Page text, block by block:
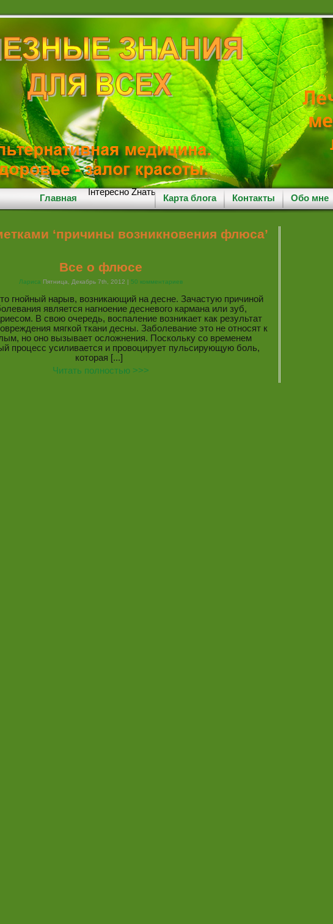
Главная
Iнтересно Zнать
Карта блога Контакты Обо мне
‘причины возникновения флюса’
Все о флюсе
Лариса Пятница, Декабрь 7th, 2012 | 50 комментариев
гнойный нарыв, возникающий на десне. Зачастую причиной
является нагноение десневого кармана или зуб,
В свою очередь, воспаление возникает как результат
мягкой ткани десны. Заболевание это не относят к
но оно вызывает осложнения. Поскольку со временем
процесс усиливается и провоцирует пульсирующую боль,
которая [...]
Читать полностью >>>